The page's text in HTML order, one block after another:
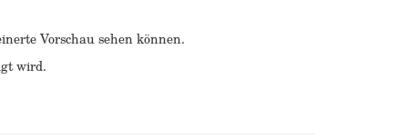
Vorschau sehen können.
wird.